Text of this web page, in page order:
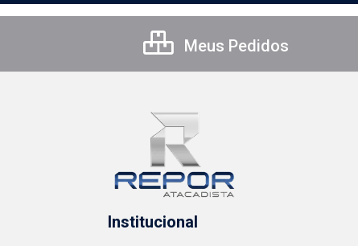
Meus Pedidos
Institucional